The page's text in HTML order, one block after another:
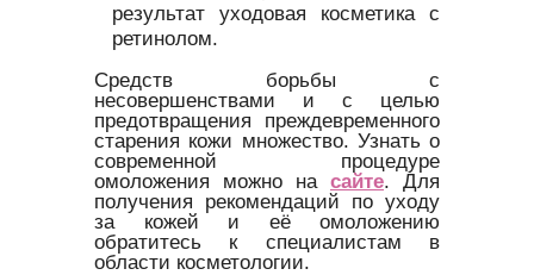
результат уходовая косметика с
ретинолом.
Средств борьбы с
несовершенствами и с целью
предотвращения преждевременного
старения кожи множество. Узнать о
современной процедуре
омоложения можно на сайте. Для
получения рекомендаций по уходу
за кожей и её омоложению
обратитесь к специалистам в
области косметологии.